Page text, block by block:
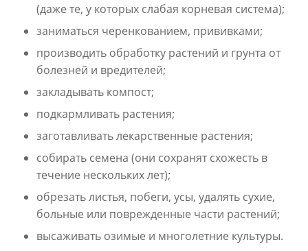
(даже те, у которых слабая корневая система);
заниматься черенкованием, прививками;
производить обработку растений и грунта от
болезней и вредителей;
закладывать компост;
подкармливать растения;
заготавливать лекарственные растения;
собирать семена (они сохранят схожесть в
течение нескольких лет);
обрезать листья, побеги, усы, удалять сухие,
больные или поврежденные части растений;
высаживать озимые и многолетние культуры.